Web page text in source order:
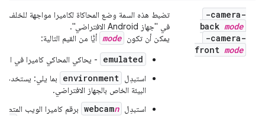
-camera-
back mode
-camera-
front mode
تضبط هذه السمة وضع المحاكاة لكاميرا مواجهة للخلف أو
في "جهاز Android الافتراضي".
يمكن أن تكون mode أيًّا من القيم التالية:
emulated
- يحاكي المحاكي كاميرا في
استبدِل environment
بما يلي: يستخدم
البيئة الخاص بالجهاز الافتراضي.
استبدِل
webcamn
برقم كاميرا الويب